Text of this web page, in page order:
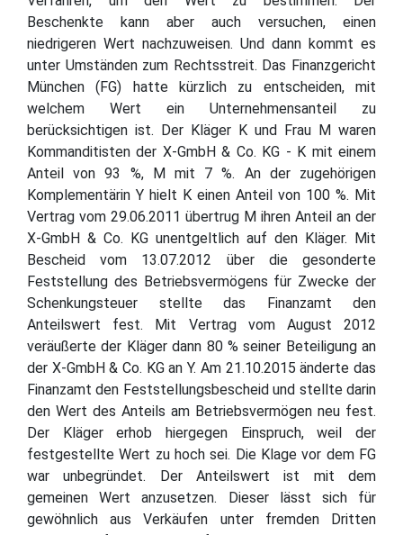
Beschenkte kann aber auch versuchen, einen
niedrigeren Wert nachzuweisen. Und dann kommt es
unter Umständen zum Rechtsstreit. Das Finanzgericht
München (FG) hatte kürzlich zu entscheiden, mit
welchem Wert ein Unternehmensanteil zu
berücksichtigen ist. Der Kläger K und Frau M waren
Kommanditisten der X-GmbH & Co. KG - K mit einem
Anteil von 93 %, M mit 7 %. An der zugehörigen
Komplementärin Y hielt K einen Anteil von 100 %. Mit
Vertrag vom 29.06.2011 übertrug M ihren Anteil an der
X-GmbH & Co. KG unentgeltlich auf den Kläger. Mit
Bescheid vom 13.07.2012 über die gesonderte
Feststellung des Betriebsvermögens für Zwecke der
Schenkungsteuer stellte das Finanzamt den
Anteilswert fest. Mit Vertrag vom August 2012
veräußerte der Kläger dann 80 % seiner Beteiligung an
der X-GmbH & Co. KG an Y. Am 21.10.2015 änderte das
Finanzamt den Feststellungsbescheid und stellte darin
den Wert des Anteils am Betriebsvermögen neu fest.
Der Kläger erhob hiergegen Einspruch, weil der
festgestellte Wert zu hoch sei. Die Klage vor dem FG
war unbegründet. Der Anteilswert ist mit dem
gemeinen Wert anzusetzen. Dieser lässt sich für
gewöhnlich aus Verkäufen unter fremden Dritten